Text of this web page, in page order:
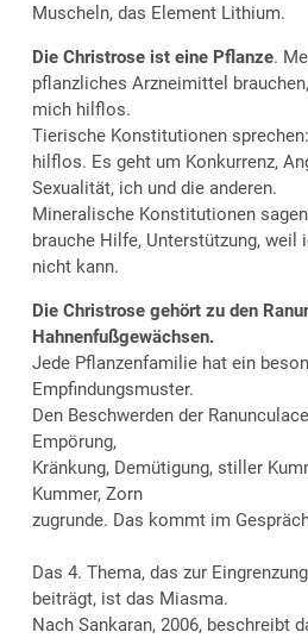
Muscheln, das Element Lithium.
Die Christrose ist eine Pflanze.
pflanzliches Arzneimittel
mich hilflos.
Tierische Konstitutionen
hilflos. Es geht um Konkurrenz,
Sexualität, ich und die anderen.
Mineralische Konstitutionen
brauche Hilfe, Unterstützung, weil
nicht kann.
Die Christrose gehört zu den
Hahnenfußgewächsen.
Jede Pflanzenfamilie hat ein
Empfindungsmuster.
Den Beschwerden der
Empörung,
Kränkung, Demütigung, stiller
Kummer, Zorn
zugrunde. Das kommt im
Das 4. Thema, das zur
beiträgt, ist das Miasma.
Nach Sankaran, 2006, beschreibt